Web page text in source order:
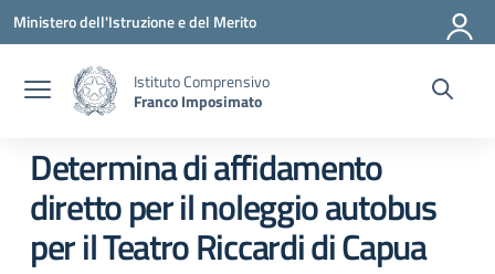
Vai ai contenuti
Vai al menu di navigazione
Vai al footer
Ministero dell'Istruzione e del Merito
Istituto Comprensivo
Franco Imposimato
Determina di affidamento
diretto per il noleggio autobus
per il Teatro Riccardi di Capua